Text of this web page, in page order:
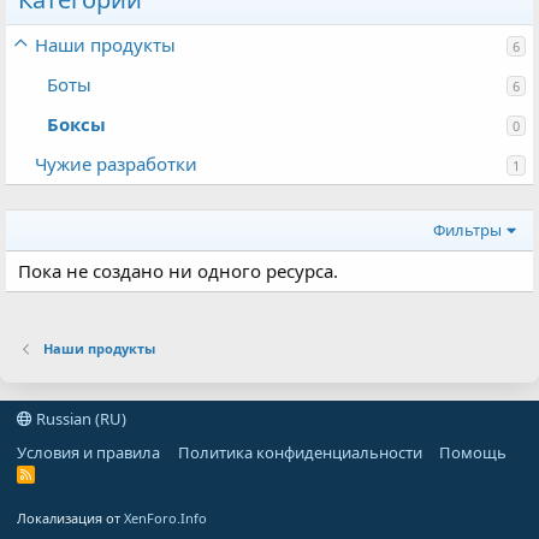
Наши продукты 6
Боты 6
Боксы 0
Чужие разработки 1
Фильтры
Пока не создано ни одного ресурса.
Наши продукты
Russian (RU)
Условия и правила
Политика конфиденциальности Помощь
R
Локализация от XenForo.Info